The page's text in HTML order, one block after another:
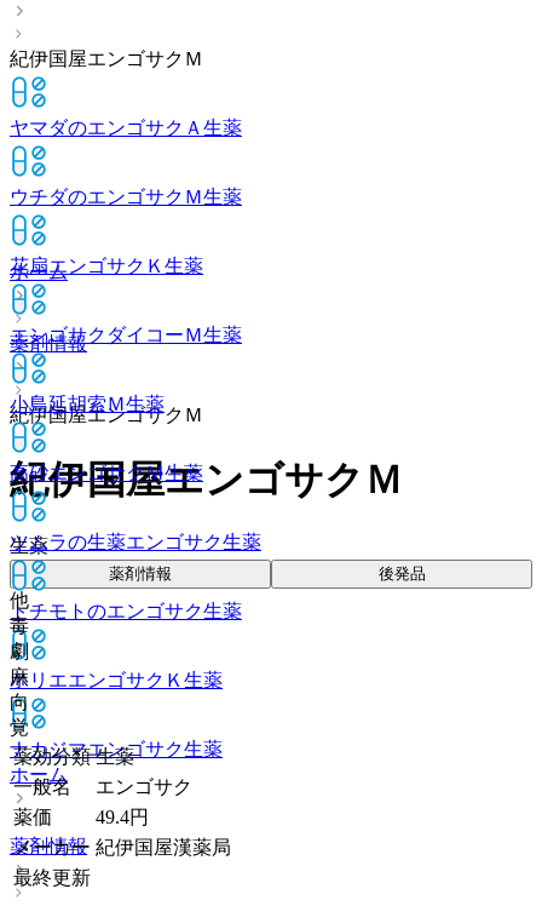
紀伊国屋エンゴサクＭ
ヤマダのエンゴサクＡ 生薬
ウチダのエンゴサクＭ生薬
花扇エンゴサクＫ 生薬
エンゴサクダイコーＭ生薬
小島延胡索Ｍ生薬
高砂エンゴサクＭ生薬
ツムラの生薬エンゴサク生薬
トチモトのエンゴサク生薬
ホリエエンゴサクＫ 生薬
ナカジマエンゴサク生薬
ホーム
薬剤情報
ホーム
薬剤情報
紀伊国屋エンゴサクＭ
紀伊国屋エンゴサクＭ
生薬
薬剤情報 後発品
他
毒
劇
麻
向
覚
薬効分類 生薬
一般名
エンゴサク
薬価
49.4円
メーカー 紀伊国屋漢薬局
最終更新